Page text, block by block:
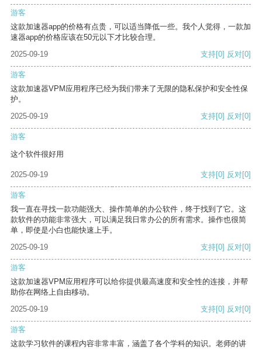
游客
这款加速器app的价格有点贵，可以适当降低一些。我个人觉得，一款加
速器app的价格应该在50元以下才比较合理。
2025-09-19
支持[0] 反对[0]
游客
这款加速器VPM应用程序已经为我们带来了无限的隐私保护和安全性保
护。
2025-09-19
支持[0] 反对[0]
游客
这个软件很好用
2025-09-19 支持[0] 反对[0]
游客
我一直在寻找一款功能强大、操作简单的办公软件，终于找到了它。这
款软件的功能非常强大，可以满足我日常办公的所有需求。操作也很简
单，即使是小白也能快速上手。
2025-09-19
支持[0] 反对[0]
游客
这款加速器VPM应用程序可以给你提供最高速度和安全性的连接，并帮
助你在网络上自由移动。
2025-09-19
支持[0] 反对[0]
游客
这款学习软件的课程内容非常丰富，涵盖了各个学科的知识。老师的讲